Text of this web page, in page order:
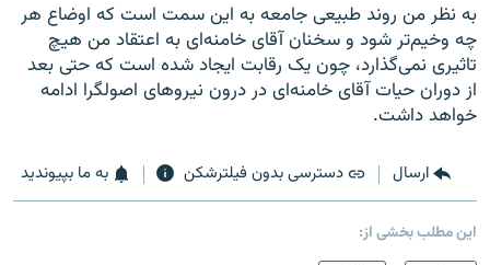
به نظر من روند طبیعی جامعه به این سمت است که اوضاع هر
چه وخیم‌تر شود و سخنان آقای خامنه‌ای به اعتقاد من هیچ
تاثیری نمی‌گذارد، چون یک رقابت ایجاد شده است که حتی بعد
از دوران حیات آقای خامنه‌ای در درون نیروهای اصولگرا ادامه
خواهد داشت.
ارسال دسترسی بدون فیلترشکن به ما بپیوندید
این مطلب بخشی از: